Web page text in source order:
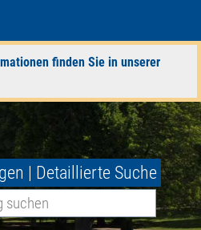
finden Sie in unserer
| Detaillierte Suche